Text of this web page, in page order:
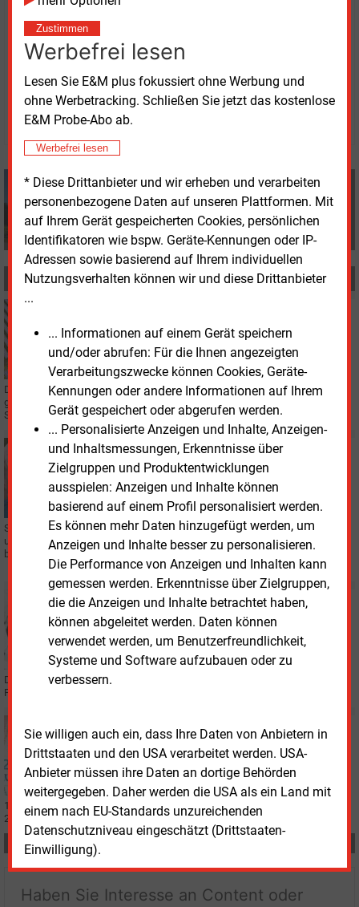
Zustimmen
Werbefrei lesen
Lesen Sie E&M plus fokussiert ohne Werbung und
ohne Werbetracking. Schließen Sie jetzt das kostenlose
E&M Probe-Abo ab.
Werbefrei lesen
* Diese Drittanbieter und wir erheben und verarbeiten
personenbezogene Daten auf unseren Plattformen. Mit
auf Ihrem Gerät gespeicherten Cookies, persönlichen
Identifikatoren wie bspw. Geräte-Kennungen oder IP-
Adressen sowie basierend auf Ihrem individuellen
Nutzungsverhalten können wir und diese Drittanbieter
...
... Informationen auf einem Gerät speichern
und/oder abrufen: Für die Ihnen angezeigten
Verarbeitungszwecke können Cookies, Geräte-
Kennungen oder andere Informationen auf Ihrem
Gerät gespeichert oder abgerufen werden.
... Personalisierte Anzeigen und Inhalte, Anzeigen-
und Inhaltsmessungen, Erkenntnisse über
Zielgruppen und Produktentwicklungen
ausspielen: Anzeigen und Inhalte können
basierend auf einem Profil personalisiert werden.
Es können mehr Daten hinzugefügt werden, um
Anzeigen und Inhalte besser zu personalisieren.
Die Performance von Anzeigen und Inhalten kann
gemessen werden. Erkenntnisse über Zielgruppen,
die die Anzeigen und Inhalte betrachtet haben,
können abgeleitet werden. Daten können
verwendet werden, um Benutzerfreundlichkeit,
Systeme und Software aufzubauen oder zu
verbessern.
Sie willigen auch ein, dass Ihre Daten von Anbietern in
Drittstaaten und den USA verarbeitet werden. USA-
Anbieter müssen ihre Daten an dortige Behörden
weitergegeben. Daher werden die USA als ein Land mit
einem nach EU-Standards unzureichenden
Datenschutzniveau eingeschätzt (Drittstaaten-
Einwilligung).
die Rechnungen für 2023 „nicht den vereinbarten
Preisen entsprochen hätten, ist falsch“.
Volker Stephan
© 2026 Energie & Management GmbH
Volker Stephan
+49 (0) 8152 9311 0
info@energie-und-management.de
MEHR ZUM THEMA
PHOTOVOLTAIK
Stadtwerke München ernten die Sonne von Anzing
Der größte Solarpark im bayrischen Landkreis Ebersberg hat die letzte Hürde
genommen. Anzings Gemeinderat stimmte dem 25-MW-Projekt der Partner
Stadtwerke München und Isar Green zu.
Mittwoch, 30.04.2025, 12:26
ÖSTERREICH
Verbund überträgt Kleinkundengeschäft formell an
Tochter
Schon bisher betreute die „Verbund Energy for Customers“ die Haushalts-
und Gewerbekunden des Energiekonzerns. Nun tut sie dies auch formell,
beschloss die Hauptversammlung.
Freitag, 8.11.2024, 16:42
VERTRIEB
Preissenkungen in Leipzig und Wuppertal
Die Leipziger Stadtwerke und die Wuppertaler Stadtwerke kündigen
Preisänderungen zum Jahreswechsel an.
WIRTSCHAFT
Gas und Strom für Privatsektor deutlich günstiger
16 Prozent weniger als im Vorjahr zahlten Stromkunden im ersten Quartal
2024. Beim Gas ist der Preisrückgang sogar noch deutlicher.
Teilen:
Haben Sie Interesse an Content oder